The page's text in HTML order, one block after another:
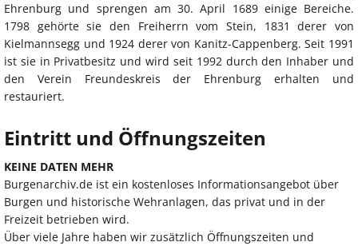
Ehrenburg und sprengen am 30. April 1689 einige Bereiche.
1798 gehörte sie den Freiherrn vom Stein, 1831 derer von
Kielmannsegg und 1924 derer von Kanitz-Cappenberg. Seit 1991
ist sie in Privatbesitz und wird seit 1992 durch den Inhaber und
den Verein Freundeskreis der Ehrenburg erhalten und
restauriert.
Eintritt und Öffnungszeiten
KEINE DATEN MEHR
Burgenarchiv.de ist ein kostenloses Informationsangebot über
Burgen und historische Wehranlagen, das privat und in der
Freizeit betrieben wird.
Über viele Jahre haben wir zusätzlich Öffnungszeiten und